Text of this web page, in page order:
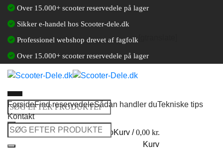
Fortsæt
indhold
Over 15.000+ scooter reservedele på lager
Sikker e-handel hos Scooter-dele.dk
Professionel webshop drevet af fagfolk
Over 15.000+ scooter reservedele på lager
Søg
efter:
Log ind / Opret en kundekontoKurv /0,00 kr.
Kurv
ForsideFind reservedeleSådan handler duTekniske tips
Kontakt
Søg
efter: